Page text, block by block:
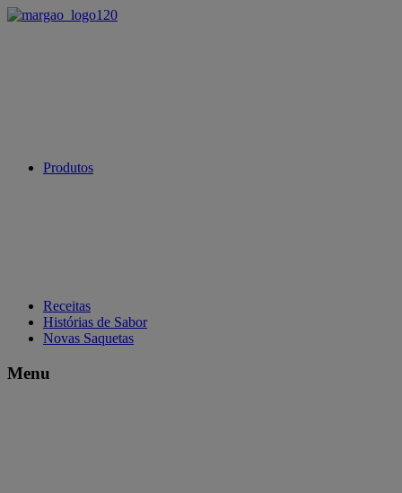
Produtos
Receitas
Histórias de Sabor
Novas Saquetas
Menu